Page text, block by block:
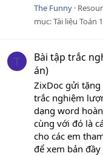
The Funny
mục:Tài liệu Toán
T
Bài tập trắc
án)
ZixDoc gửi tặng
trắc nghiệm
dạng word
cùng với đó là
cho các em
để xem bản